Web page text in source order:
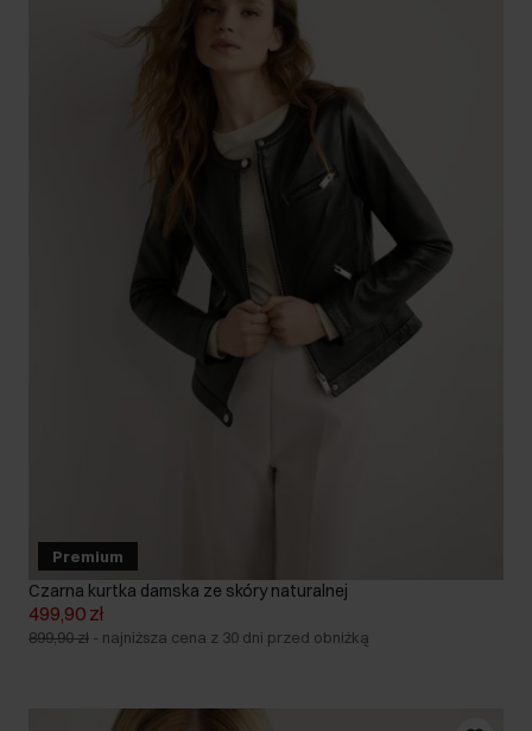
Premium
Czarna kurtka damska ze skóry naturalnej
499,90 zł
899,90 zł - najniższa cena z 30 dni przed obniżką